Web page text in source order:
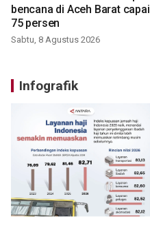
bencana di Aceh Barat capai
75 persen
Sabtu, 8 Agustus 2026
Infografik